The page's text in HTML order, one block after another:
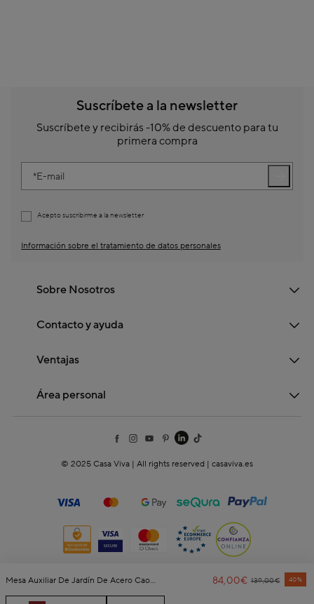
Mesa Auxiliar De Jardín De Acero Caoba Solena Ø40x50cm Price Reduced
139,00€
To 40%
84,00€
Suscríbete a la newsletter
Suscríbete y recibirás -10% de descuento para tu
primera compra
E-mail
Acepto suscribirme a la newsletter
Información sobre el tratamiento de datos personales
Sobre Nosotros
Contacto y ayuda
Ventajas
Área personal
© 2025 Casa Viva | All rights reserved | casaviva.es